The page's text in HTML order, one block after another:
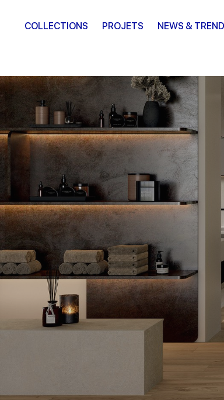
COLLECTIONS PROJETS NEWS &